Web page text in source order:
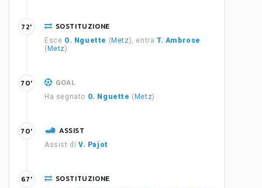
SOSTITUZIONE
Esce O. Nguette ( Metz), entraT. Ambrose
( Metz)
72'
GOAL
Ha segnato O. Nguette ( Metz)
70'
ASSIST
Assist di V. Pajot
70'
SOSTITUZIONE
67'